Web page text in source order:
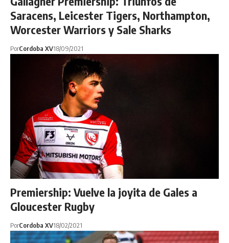
Saracens, Leicester Tigers, Northampton,
Worcester Warriors y Sale Sharks
PorCordoba XV18/09/2021
Premiership: Vuelve la joyita de Gales a
Gloucester Rugby
PorCordoba XV18/02/2021